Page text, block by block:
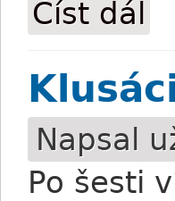
Číst dál
Napsal
Po šesti